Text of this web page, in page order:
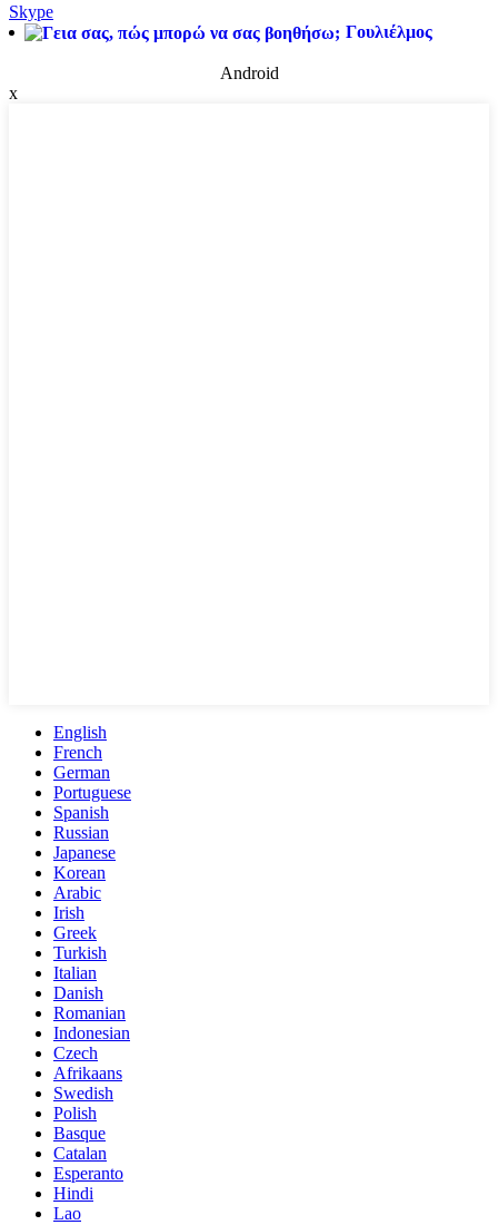
Skype
Γουλιέλμος
Android
x
English
French
German
Portuguese
Spanish
Russian
Japanese
Korean
Arabic
Irish
Greek
Turkish
Italian
Danish
Romanian
Indonesian
Czech
Afrikaans
Swedish
Polish
Basque
Catalan
Esperanto
Hindi
Lao